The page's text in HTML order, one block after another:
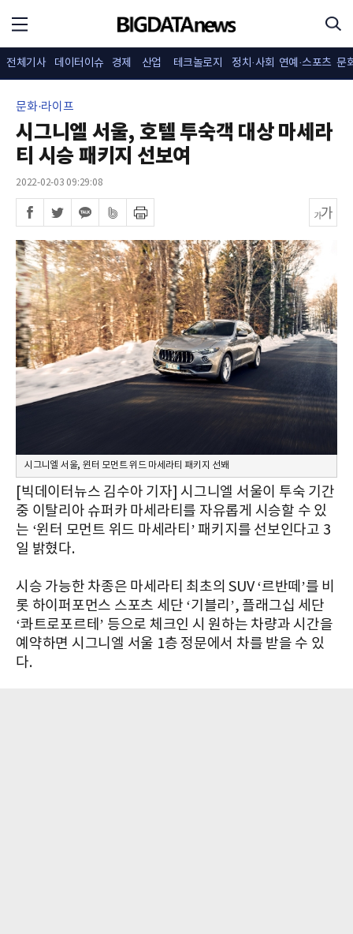
전체기사 데이터이슈 경제 산업 테크놀로지 정치·사회 연예·스포츠 문
문화·라이프
시그니엘 서울, 호텔 투숙객 대상 마세라
티 시승 패키지 선보여
2022-02-03 09:29:08
시그니엘 서울, 윈터 모먼트 위드 마세라티 패키지 선봬
[빅데이터뉴스 김수아 기자] 시그니엘 서울이 투숙 기간
중 이탈리아 슈퍼카 마세라티를 자유롭게 시승할 수 있
는 ‘윈터 모먼트 위드 마세라티’ 패키지를 선보인다고 3
일 밝혔다.
시승 가능한 차종은 마세라티 최초의 SUV ‘르반떼’를 비
롯 하이퍼포먼스 스포츠 세단 ‘기블리’, 플래그십 세단
‘콰트로포르테’ 등으로 체크인 시 원하는 차량과 시간을
예약하면 시그니엘 서울 1층 정문에서 차를 받을 수 있
다.